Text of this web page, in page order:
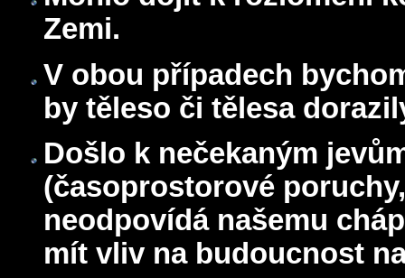
Zemi.
V obou případech
by těleso či tělesa
Došlo k nečekaným
(časoprostorové
neodpovídá našemu
mít vliv na budoucnost